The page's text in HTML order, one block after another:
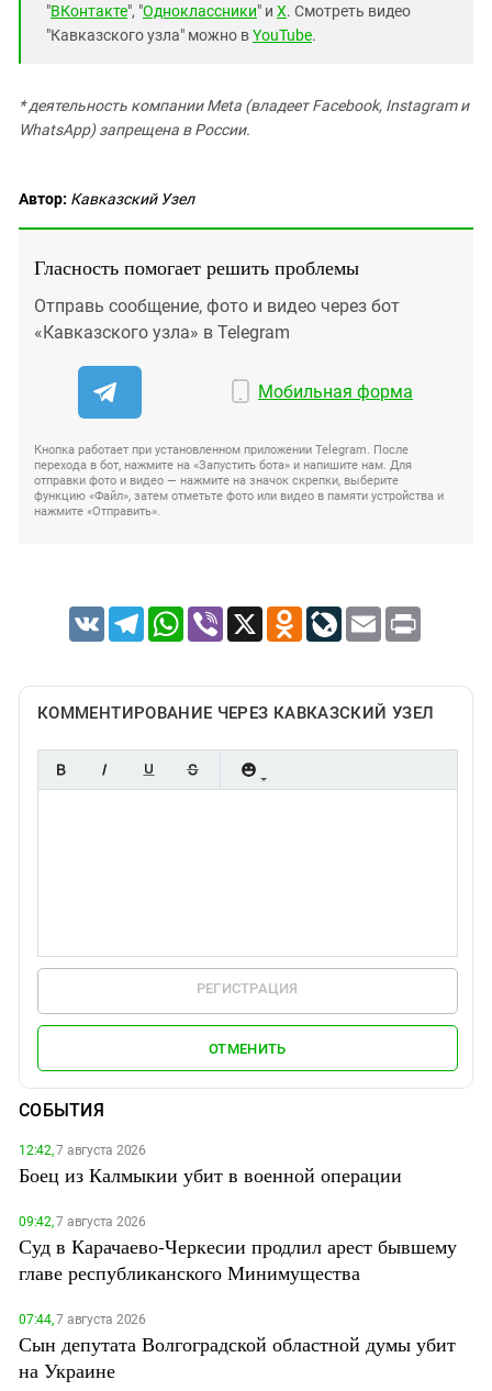
"ВКонтакте", "Одноклассники" и X. Смотреть видео
"Кавказского узла" можно вYouTube.
* деятельность компании Meta (владеет Facebook, Instagram и
WhatsApp) запрещена в России.
Автор: Кавказский Узел
Гласность помогает решить проблемы
Отправь сообщение, фото и видео через бот
«Кавказского узла» в Telegram
Мобильная форма
Кнопка работает при установленном приложении Telegram. После
перехода в бот, нажмите на «Запустить бота» и напишите нам. Для
отправки фото и видео — нажмите на значок скрепки, выберите
функцию «Файл», затем отметьте фото или видео в памяти устройства и
нажмите «Отправить».
VK TelegramWhatsApp
Viber X Odnoklassniki
LiveJournal
Email Print
КОММЕНТИРОВАНИЕ ЧЕРЕЗ КАВКАЗСКИЙ УЗЕЛ
РЕГИСТРАЦИЯ
ОТМЕНИТЬ
СОБЫТИЯ
12:42,7 августа 2026
Боец из Калмыкии убит в военной операции
09:42,7 августа 2026
Суд в Карачаево-Черкесии продлил арест бывшему
главе республиканского Минимущества
07:44,7 августа 2026
Сын депутата Волгоградской областной думы убит
на Украине